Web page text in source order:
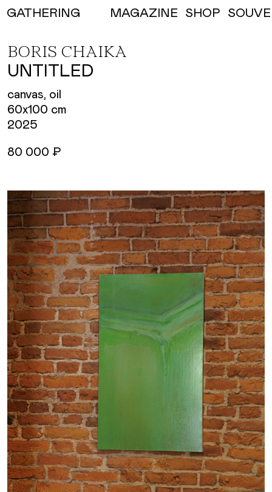
GATHERING MAGAZINE SHOP
BORIS CHAIKA
UNTITLED
canvas, oil
60х100 cm
2025
80 000 ₽